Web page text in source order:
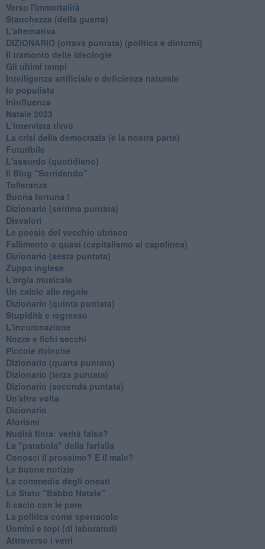
Verso l'immortalità
Stanchezza (della guerra)
L'alternativa
​DIZIONARIO (ottava puntata) (politica e dintorni)
Il tramonto delle ideologie
Gli ultimi tempi
Intelligenza artificiale e deficienza naturale
Io populista
Ininfluenza
Natale 2023
L'intervista tivvù
La crisi della democrazia (e la nostra parte)
Futuribile
L'assurdo (quotidiano)
Il Blog "Sorridendo"
Tolleranza
Buona fortuna !
​Dizionario (settima puntata)
Disvalori
Le poesie del vecchio ubriaco
Fallimento o quasi (capitalismo al capolinea)
Dizionario (sesta puntata)
Zuppa inglese
L'orgia musicale
Un calcio alle regole
Dizionario (quinta puntata)
Stupidità e regresso
L'incoronazione
Nozze e fichi secchi
Piccole rivincite
​Dizionario (quarta puntata)
​Dizionario (terza puntata)
​Dizionario (seconda puntata)
Un'altra volta
Dizionario
Aforismi
Nudità finta: verità falsa?
La "parabola" della farfalla
Conosci il prossimo? E il male?
Le buone notizie
La commedia degli onesti
Lo Stato "Babbo Natale"
Il cacio con le pere
La politica come spettacolo
Uomini e topi (di laboratori)
Attraverso i vetri